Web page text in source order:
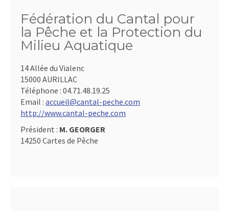
Fédération du Cantal pour
la Pêche et la Protection du
Milieu Aquatique
14 Allée du Vialenc
15000 AURILLAC
Téléphone : 04.71.48.19.25
Email : accueil@cantal-peche.com
http://www.cantal-peche.com
Président : M. GEORGER
14250 Cartes de Pêche